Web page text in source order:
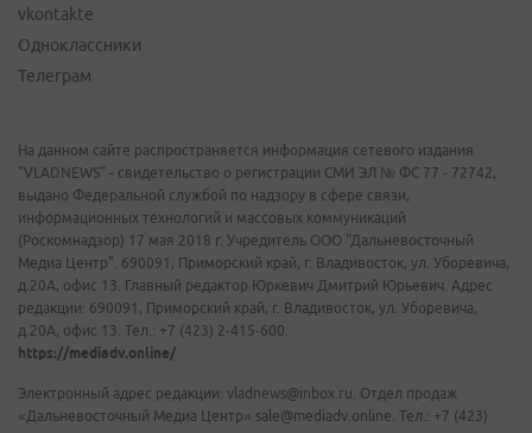
vkontakte
Одноклассники
Телеграм
На данном сайте распространяется информация сетевого издания
"VLADNEWS" - свидетельство о регистрации СМИ ЭЛ № ФС 77 - 72742,
выдано Федеральной службой по надзору в сфере связи,
информационных технологий и массовых коммуникаций
(Роскомнадзор) 17 мая 2018 г. Учредитель ООО "Дальневосточный
Медиа Центр". 690091, Приморский край, г. Владивосток, ул. Уборевича,
д.20А, офис 13. Главный редактор Юркевич Дмитрий Юрьевич. Адрес
редакции: 690091, Приморский край, г. Владивосток, ул. Уборевича,
д.20А, офис 13. Тел.: +7 (423) 2-415-600.
https://mediadv.online/
Электронный адрес редакции: vladnews@inbox.ru. Отдел продаж
«Дальневосточный Медиа Центр» sale@mediadv.online. Тел.: +7 (423)